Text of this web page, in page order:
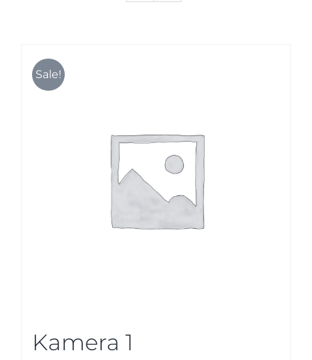
Kontakt
Sale!
Kamera 1